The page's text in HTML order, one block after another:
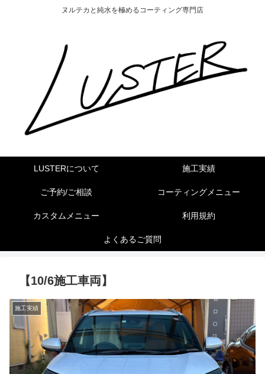
ヌルテカと純水を極めるコーティング専門店
LUSTERについて 施工実績
ご予約/ご相談 コーティングメニュー
カスタムメニュー 利用規約
よくあるご質問
【10/6施工車両】
施工実績